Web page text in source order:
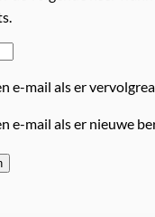
e-mail als er
e-mail als er nieuwe